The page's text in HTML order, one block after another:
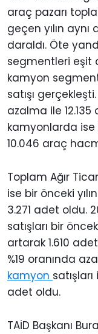
araç pazarı
geçen yılın
daraldı. Öte
segmentleri eşit
kamyon
satışı
azalma ile
kamyonlarda ise
10.046 araç
Toplam Ağır
ise bir önceki
3.271 adet oldu.
satışları bir
artarak 1.610
%19 oranında
kamyon
adet oldu.
TAİD Başkanı